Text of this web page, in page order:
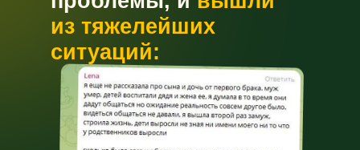
из тяжелейших
ситуаций: